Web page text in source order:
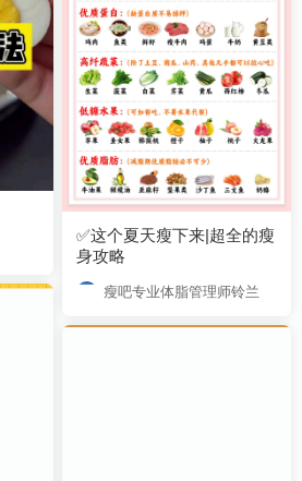
身攻略
瘦吧专业体脂管理师铃兰